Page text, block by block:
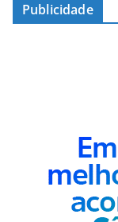
Publicidade